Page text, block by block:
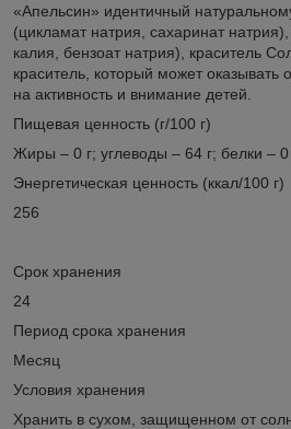
«‎Апельсин»‎ идентичный
(цикламат натрия, сахаринат
калия, бензоат натрия), краситель
краситель, который может оказывать
на активность и внимание детей.
Пищевая ценность (г/100 г)
Жиры – 0 г; углеводы – 64 г; белки – 0
Энергетическая ценность (ккал/100 г)
256
Срок хранения
24
Период срока хранения
Месяц
Условия хранения
Хранить в сухом, защищенном от